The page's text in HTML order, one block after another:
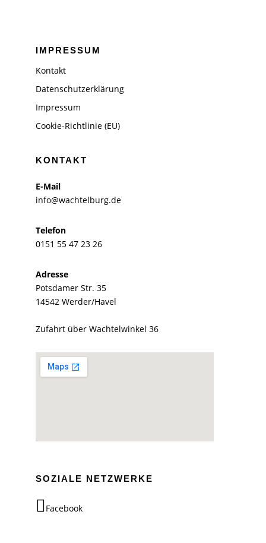
IMPRESSUM
Kontakt
Datenschutzerklärung
Impressum
Cookie-Richtlinie (EU)
KONTAKT
E-Mail
info@wachtelburg.de
Telefon
0151 55 47 23 26
Adresse
Potsdamer Str. 35
14542 Werder/Havel
Zufahrt über Wachtelwinkel 36
SOZIALE NETZWERKE
Facebook